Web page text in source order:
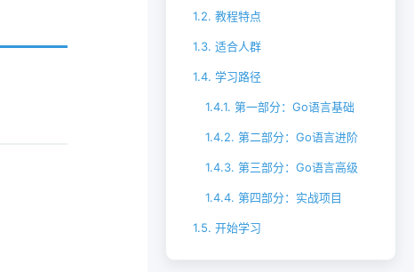
1.2. 教程特点
1.3. 适合人群
1.4. 学习路径
1.4.1. 第一部分：Go语言基础
1.4.2. 第二部分：Go语言进阶
1.4.3. 第三部分：Go语言高级
1.4.4. 第四部分：实战项目
1.5. 开始学习